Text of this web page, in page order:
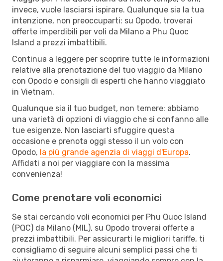
invece, vuole lasciarsi ispirare. Qualunque sia la tua
intenzione, non preoccuparti: su Opodo, troverai
offerte imperdibili per voli da Milano a Phu Quoc
Island a prezzi imbattibili.
Continua a leggere per scoprire tutte le informazioni
relative alla prenotazione del tuo viaggio da Milano
con Opodo e consigli di esperti che hanno viaggiato
in Vietnam.
Qualunque sia il tuo budget, non temere: abbiamo
una varietà di opzioni di viaggio che si confanno alle
tue esigenze. Non lasciarti sfuggire questa
occasione e prenota oggi stesso il un volo con
Opodo, la più grande agenzia di viaggi d'Europa.
Affidati a noi per viaggiare con la massima
convenienza!
Come prenotare voli economici
Se stai cercando voli economici per Phu Quoc Island
(PQC) da Milano (MIL), su Opodo troverai offerte a
prezzi imbattibili. Per assicurarti le migliori tariffe, ti
consigliamo di seguire alcuni semplici passi che ti